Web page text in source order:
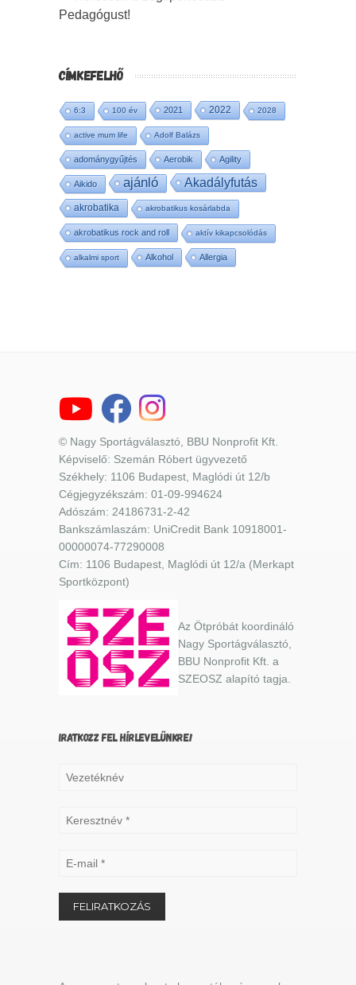
Pedagógust!
CÍMKEFELHŐ
6:3 100 év 2021 2022 2028
active mum life Adolf Balázs
adománygyűjtés Aerobik Agility
Aikido ajánló Akadályfutás
akrobatika akrobatikus kosárlabda
akrobatikus rock and roll aktív kikapcsolódás
alkalmi sport Alkohol Allergia
© Nagy Sportágválasztó, BBU Nonprofit Kft.
Képviselő: Szemán Róbert ügyvezető
Székhely: 1106 Budapest, Maglódi út 12/b
Cégjegyzékszám: 01-09-994624
Adószám: 24186731-2-42
Bankszámlaszám: UniCredit Bank 10918001-
00000074-77290008
Cím: 1106 Budapest, Maglódi út 12/a (Merkapt
Sportközpont)
Az Ötpróbát koordináló
Nagy Sportágválasztó,
BBU Nonprofit Kft. a
SZEOSZ alapító tagja.
IRATKOZZ FEL HÍRLEVELÜNKRE!